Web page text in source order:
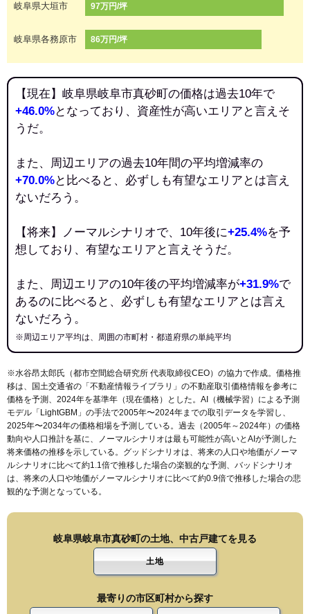
岐阜県大垣市 97万円/坪
岐阜県各務原市 86万円/坪
【現在】岐阜県岐阜市真砂町の価格は過去10年で
+46.0%となっており、資産性が高いエリアと言えそ
うだ。
また、周辺エリアの過去10年間の平均増減率の
+70.0%と比べると、必ずしも有望なエリアとは言え
ないだろう。
【将来】ノーマルシナリオで、10年後に+25.4%を予
想しており、有望なエリアと言えそうだ。
また、周辺エリアの10年後の平均増減率が+31.9%で
あるのに比べると、必ずしも有望なエリアとは言え
ないだろう。
※周辺エリア平均は、周囲の市町村・都道府県の単純平均
※水谷昂太郎氏（都市空間総合研究所 代表取締役CEO）の協力で作成。価格推
移は、国土交通省の「 不動産情報ライブラリ 」の不動産取引価格情報を参考に
価格を予測、2024年を基準年（現在価格）とした。AI（機械学習）による予測
モデル「LightGBM」の手法で2005年〜2024年までの取引データを学習し、
2025年〜2034年の価格相場を予測している。過去（2005年～2024年）の価格
動向や人口推計を基に、ノーマルシナリオは最も可能性が高いとAIが予測した
将来価格の推移を示している。グッドシナリオは、将来の人口や地価がノーマ
ルシナリオに比べて約1.1倍で推移した場合の楽観的な予測、バッドシナリオ
は、将来の人口や地価がノーマルシナリオに比べて約0.9倍で推移した場合の悲
観的な予測となっている。
岐阜県岐阜市真砂町の土地、中古戸建てを見る
土地
最寄りの市区町村から探す